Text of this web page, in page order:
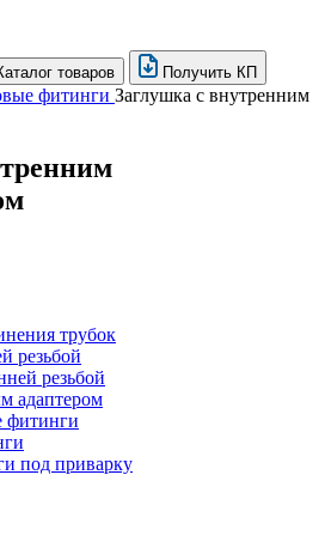
товаров Получить КП
фитинги Заглушка с внутренним
трубок
резьбой
резьбой
адаптером
фитинги
под приварку